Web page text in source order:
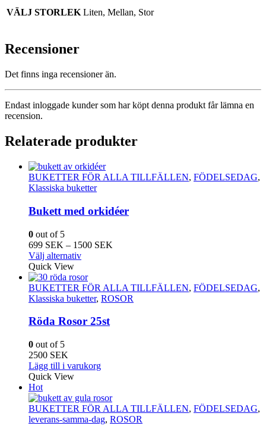
VÄLJ STORLEK Liten, Mellan, Stor
Recensioner
Det finns inga recensioner än.
Endast inloggade kunder som har köpt denna produkt får lämna en
recension.
Relaterade produkter
BUKETTER FÖR ALLA TILLFÄLLEN, FÖDELSEDAG,
Klassiska buketter
Bukett med orkidéer
0 out of 5
699 SEK – 1500 SEK
1500
SEK
Välj alternativDen
produkten
har
flera
De
väljas
på
Quick View
BUKETTER FÖR ALLA TILLFÄLLEN, FÖDELSEDAG,
Klassiska buketter, ROSOR
Röda Rosor 25st
0 out of 5
2500 SEK
Lägg till i varukorg
Quick View
Hot
BUKETTER FÖR ALLA TILLFÄLLEN, FÖDELSEDAG,
leverans-samma-dag, ROSOR